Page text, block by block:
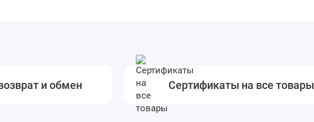
и обмен Сертификаты на все товары